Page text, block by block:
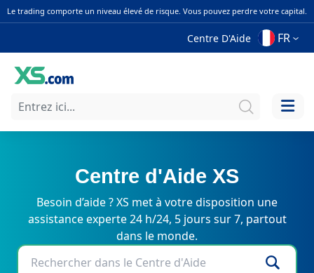
Le trading comporte un niveau élevé de risque. Vous pouvez perdre votre capital.
Centre D'Aide FR
Centre d'Aide XS
Besoin d’aide ? XS met à votre disposition une
assistance experte 24 h/24, 5 jours sur 7, partout
dans le monde.